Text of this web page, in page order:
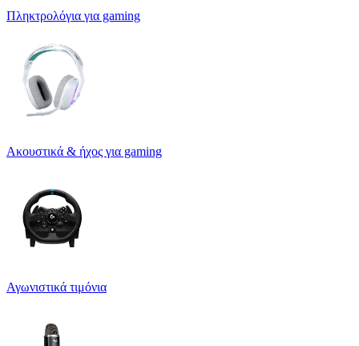
Πληκτρολόγια για gaming
Ακουστικά & ήχος για gaming
Αγωνιστικά τιμόνια